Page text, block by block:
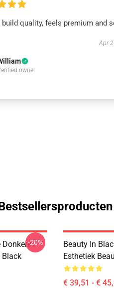
build quality, feels premium and
Apr
owner
Donkere
Black
-20%
Beauty In
Esthetiek
€ 39,51 - €